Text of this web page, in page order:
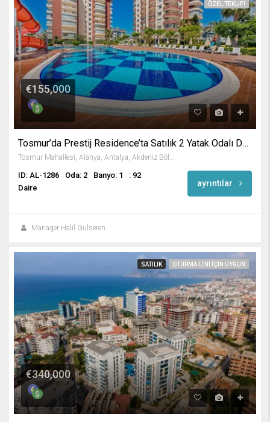
ÖZEL TEKLIF!
€155,000
Tosmur’da Prestij Residence’ta Satılık 2 Yatak Odalı Daire
ID: AL-1286 Oda: 2 Banyo: 1
: 92
Daire
ayrıntılar
Manager Halil Gülseren
SATILIK OTURMA IZNI IÇIN UYGUN
€340,000